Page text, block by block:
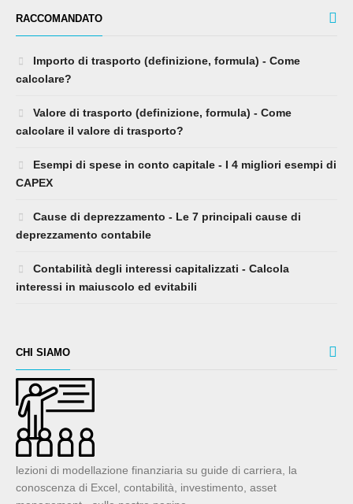
RACCOMANDATO
Importo di trasporto (definizione, formula) - Come
calcolare?
Valore di trasporto (definizione, formula) - Come
calcolare il valore di trasporto?
Esempi di spese in conto capitale - I 4 migliori esempi di
CAPEX
Cause di deprezzamento - Le 7 principali cause di
deprezzamento contabile
Contabilità degli interessi capitalizzati - Calcola
interessi in maiuscolo ed evitabili
CHI SIAMO
lezioni di modellazione finanziaria su guide di carriera, la
conoscenza di Excel, contabilità, investimento, asset